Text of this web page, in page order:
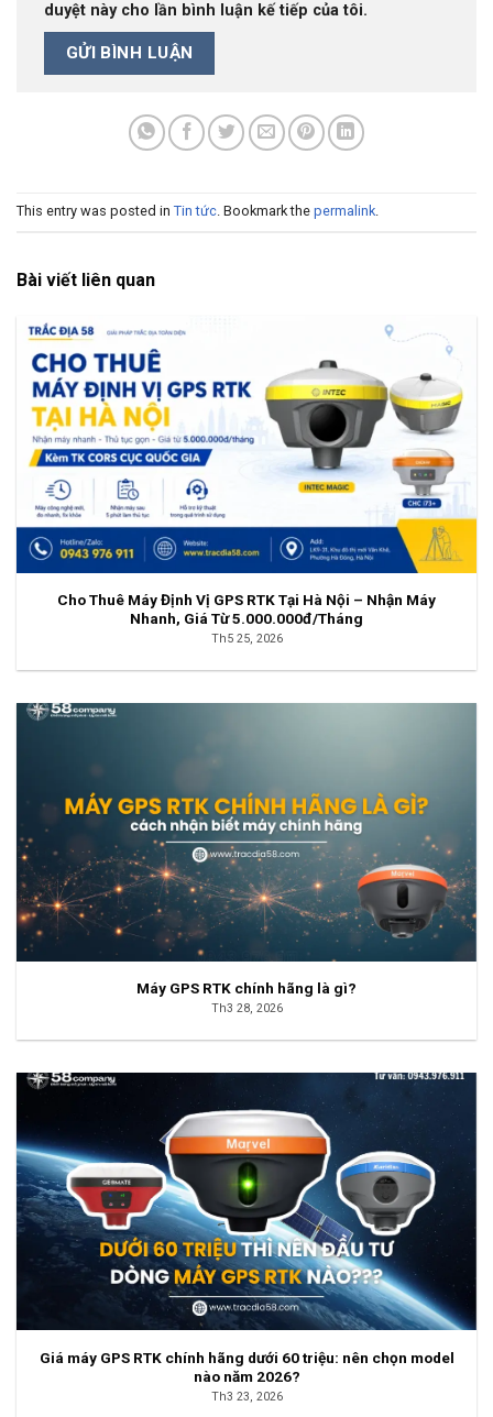
duyệt này cho lần bình luận kế tiếp của tôi.
This entry was posted in Tin tức . Bookmark the permalink
Bài viết liên quan
Cho Thuê Máy Định Vị GPS RTK Tại Hà Nội – Nhận Máy
Nhanh, Giá Từ 5.000.000đ/Tháng
Th5 25, 2026
Máy GPS RTK chính hãng là gì?
Th3 28, 2026
Giá máy GPS RTK chính hãng dưới 60 triệu: nên chọn model
nào năm 2026?
Th3 23, 2026